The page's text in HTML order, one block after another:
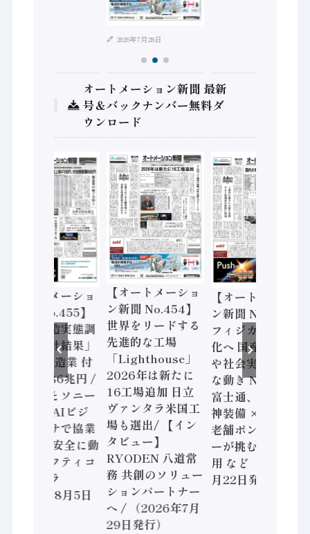
2026年7月28日
オートメーション新聞 最新
号＆バックナンバー無料ダ
ウンロード
【オートメーショ
ン新聞 No.455】
「経済構造実態調
査二次集計結果」
2024年製造業 付
加価値額86兆円 /
三菱電機とソニー
セミコン AIビジ
ョンセンサで協業
/ IDEC、安全に動
かすセーフティコ
ントローラ
（2026年8月5日
【オートメーショ
ン新聞 No.454】
世界をリードする
先進的な工場
「Lighthouse」
2026年は新たに
16工場追加 日立
ヴァンタラ米国工
場も選出/ 【イン
タビュー】
RYODEN 八道常
務 共創のソリュー
ションパートナー
へ / （2026年7月
29日発行）
【オートメーショ
ン新聞 No.453】
フィジカルAI本格
化へ 国産AI開発
や社会実装に活発
な動き Noetra、
富士通、日立 / 兵
神装備 × HMS、
老舗ポンプメーカ
ーが挑むデータ活
用 など（2026年7
月22日発行）